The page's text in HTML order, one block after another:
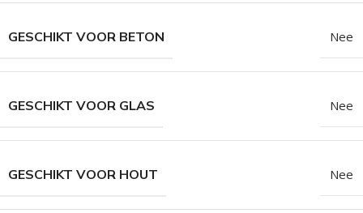
GESCHIKT VOOR BETON Nee
GESCHIKT VOOR GLAS Nee
GESCHIKT VOOR HOUT Nee